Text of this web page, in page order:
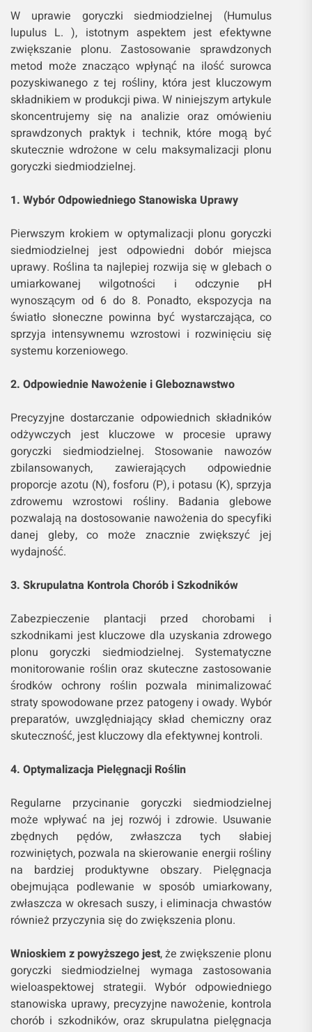
W uprawie goryczki siedmiodzielnej (Humulus
lupulus L. ), istotnym aspektem jest efektywne
zwiększanie plonu. Zastosowanie sprawdzonych
metod może znacząco wpłynąć na ilość surowca
pozyskiwanego z tej rośliny, która jest kluczowym
składnikiem w produkcji piwa. W niniejszym artykule
skoncentrujemy się na analizie oraz omówieniu
sprawdzonych praktyk i technik, które mogą być
skutecznie wdrożone w celu maksymalizacji plonu
goryczki siedmiodzielnej.
1. Wybór Odpowiedniego Stanowiska Uprawy
Pierwszym krokiem w optymalizacji plonu goryczki
siedmiodzielnej jest odpowiedni dobór miejsca
uprawy. Roślina ta najlepiej rozwija się w glebach o
umiarkowanej wilgotności i odczynie pH
wynoszącym od 6 do 8. Ponadto, ekspozycja na
światło słoneczne powinna być wystarczająca, co
sprzyja intensywnemu wzrostowi i rozwinięciu się
systemu korzeniowego.
2. Odpowiednie Nawożenie i Gleboznawstwo
Precyzyjne dostarczanie odpowiednich składników
odżywczych jest kluczowe w procesie uprawy
goryczki siedmiodzielnej. Stosowanie nawozów
zbilansowanych, zawierających odpowiednie
proporcje azotu (N), fosforu (P), i potasu (K), sprzyja
zdrowemu wzrostowi rośliny. Badania glebowe
pozwalają na dostosowanie nawożenia do specyfiki
danej gleby, co może znacznie zwiększyć jej
wydajność.
3. Skrupulatna Kontrola Chorób i Szkodników
Zabezpieczenie plantacji przed chorobami i
szkodnikami jest kluczowe dla uzyskania zdrowego
plonu goryczki siedmiodzielnej. Systematyczne
monitorowanie roślin oraz skuteczne zastosowanie
środków ochrony roślin pozwala minimalizować
straty spowodowane przez patogeny i owady. Wybór
preparatów, uwzględniający skład chemiczny oraz
skuteczność, jest kluczowy dla efektywnej kontroli.
4. Optymalizacja Pielęgnacji Roślin
Regularne przycinanie goryczki siedmiodzielnej
może wpływać na jej rozwój i zdrowie. Usuwanie
zbędnych pędów, zwłaszcza tych słabiej
rozwiniętych, pozwala na skierowanie energii rośliny
na bardziej produktywne obszary. Pielęgnacja
obejmująca podlewanie w sposób umiarkowany,
zwłaszcza w okresach suszy, i eliminacja chwastów
również przyczynia się do zwiększenia plonu.
Wnioskiem z powyższego jest, że zwiększenie plonu
goryczki siedmiodzielnej wymaga zastosowania
wieloaspektowej strategii. Wybór odpowiedniego
stanowiska uprawy, precyzyjne nawożenie, kontrola
chorób i szkodników, oraz skrupulatna pielęgnacja